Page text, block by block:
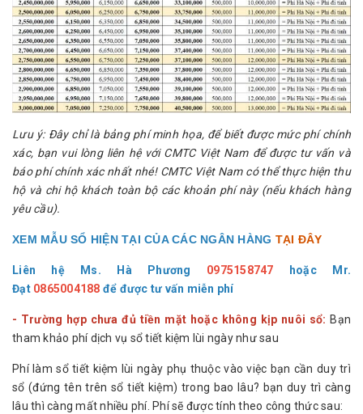
Lưu ý: Đây chỉ là bảng phí minh họa, để biết được mức phí chính
xác, bạn vui lòng liên hệ với CMTC Việt Nam để được tư vấn và
báo phí chính xác nhất nhé! CMTC Việt Nam có thể thực hiện thu
hộ và chi hộ khách toàn bộ các khoản phí này (nếu khách hàng
yêu cầu).
XEM MẪU SỔ HIỆN TẠI CỦA CÁC NGÂN HÀNG TẠI ĐÂY
Liên hệ Ms. Hà Phương 0975158747 hoặc
Mr.
Đạt 0865004188 để được tư vấn miễn phí
- Trường hợp chưa đủ tiền mặt hoặc không kịp nuôi sổ: Bạn
tham khảo phí dịch vụ sổ tiết kiệm lùi ngày như sau
Phí làm sổ tiết kiệm lùi ngày phụ thuộc vào việc bạn cần duy trì
sổ (đứng tên trên sổ tiết kiệm) trong bao lâu? bạn duy trì càng
lâu thì càng mất nhiều phí. Phí sẽ được tính theo công thức sau: